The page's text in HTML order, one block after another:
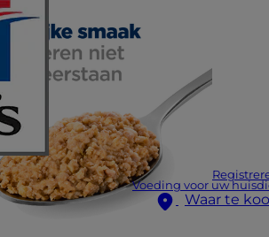
Voeding voor uw
Waar te